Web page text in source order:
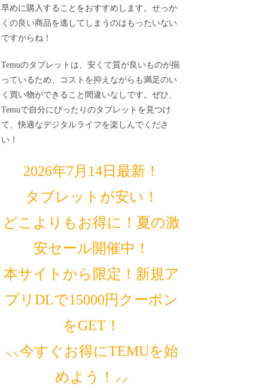
早めに購入することをおすすめします。せっか
くの良い商品を逃してしまうのはもったいない
ですからね！
Temuのタブレットは、安くて質が良いものが揃
っているため、コストを抑えながらも満足のい
く買い物ができること間違いなしです。ぜひ、
Temuで自分にぴったりのタブレットを見つけ
て、快適なデジタルライフを楽しんでくださ
い！
2026年7月14日最新！
タブレットが安い！
どこよりもお得に！夏の激
安セール開催中！
本サイトから限定！新規ア
プリDLで15000円クーポン
をGET！
⸜⸜今すぐお得にTEMUを始
めよう！⸝⸝